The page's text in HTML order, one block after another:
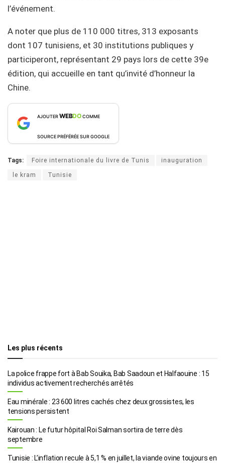
l’événement.
A noter que plus de 110 000 titres, 313 exposants
dont 107 tunisiens, et 30 institutions publiques y
participeront, représentant 29 pays lors de cette 39e
édition, qui accueille en tant qu’invité d’honneur la
Chine.
AJOUTERWEBDOCOMME
SOURCE PRÉFÉRÉE SUR GOOGLE
Tags: Foire internationale du livre de Tunis inauguration
le kram Tunisie
Les plus récents
La police frappe fort à Bab Souika, Bab Saadoun et Halfaouine : 15
individus activement recherchés arrêtés
Eau minérale : 23 600 litres cachés chez deux grossistes, les
tensions persistent
Kairouan : Le futur hôpital Roi Salman sortira de terre dès
septembre
Tunisie : L’inflation recule à 5,1 % en juillet, la viande ovine toujours en